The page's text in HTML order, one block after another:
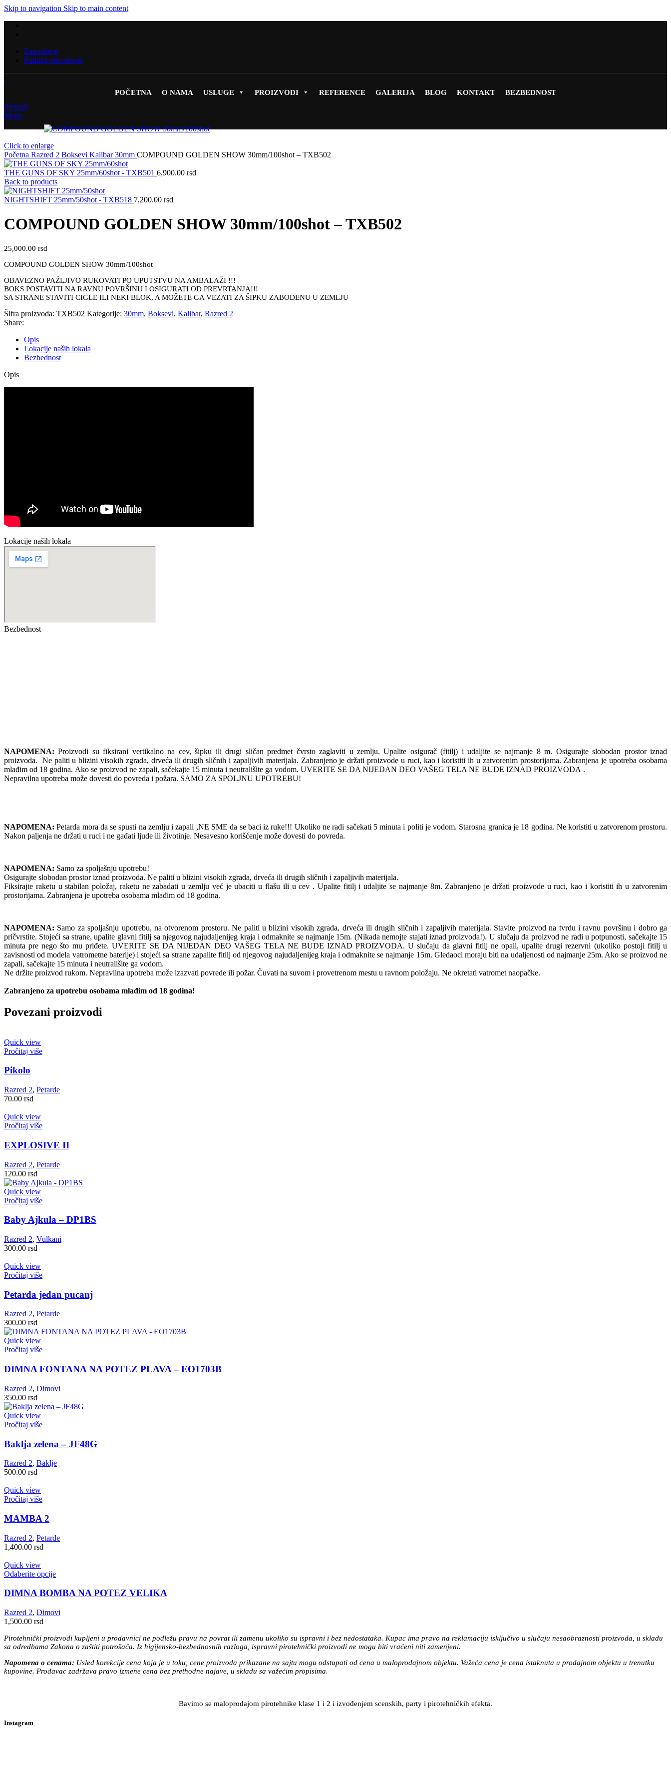
Skip to navigation Skip to main content
Zaposlenje
Politika privatnosti
POČETNA O NAMA USLUGE PROIZVODI REFERENCE GALERIJA BLOG KONTAKT BEZBEDNOST
Pretraži
Menu
Click to enlarge
Početna Razred 2 Boksevi Kalibar30mm COMPOUND GOLDEN SHOW 30mm/100shot – TXB502
THE GUNS OF SKY 25mm/60shot - TXB501 6,900.00 rsd
Back to products
NIGHTSHIFT 25mm/50shot - TXB518 7,200.00 rsd
COMPOUND GOLDEN SHOW 30mm/100shot – TXB502
25,000.00 rsd
COMPOUND GOLDEN SHOW 30mm/100shot
OBAVEZNO PAŽLJIVO RUKOVATI PO UPUTSTVU NA AMBALAŽI !!!
BOKS POSTAVITI NA RAVNU POVRŠINU I OSIGURATI OD PREVRTANJA!!!
SA STRANE STAVITI CIGLE ILI NEKI BLOK, A MOŽETE GA VEZATI ZA ŠIPKU ZABODENU U ZEMLJU
Šifra proizvoda: TXB502 Kategorije: 30mm, Boksevi, Kalibar, Razred 2
Share:
Opis
Lokacije naših lokala
Bezbednost
Opis
Lokacije naših lokala
Bezbednost
NAPOMENA: Proizvodi su fiksirani vertikalno na cev, šipku ili drugi sličan predmet čvrsto zaglaviti u zemlju. Upalite osigurač (fitilj) i udaljite se najmanje 8 m. Osigurajte slobodan prostor iznad
proizvoda. Ne paliti u blizini visokih zgrada, drveća ili drugih sličnih i zapaljivih materijala. Zabranjeno je držati proizvode u ruci, kao i koristiti ih u zatvorenim prostorijama. Zabranjena je upotreba osobama
mlađim od 18 godina. Ako se proizvod ne zapali, sačekajte 15 minuta i neutrališite ga vodom. UVERITE SE DA NIJEDAN DEO VAŠEG TELA NE BUDE IZNAD PROIZVODA .
Nepravilna upotreba može dovesti do povreda i požara. SAMO ZA SPOLJNU UPOTREBU!
NAPOMENA: Petarda mora da se spusti na zemlju i zapali ,NE SME da se baci iz ruke!!! Ukoliko ne radi sačekati 5 minuta i politi je vodom. Starosna granica je 18 godina. Ne koristiti u zatvorenom prostoru.
Nakon paljenja ne držati u ruci i ne gađati ljude ili životinje. Nesavesno korišćenje može dovesti do povreda.
NAPOMENA: Samo za spoljašnju upotrebu!
Osigurajte slobodan prostor iznad proizvoda. Ne paliti u blizini visokih zgrada, drveća ili drugih sličnih i zapaljivih materijala.
Fiksirajte raketu u stabilan položaj, raketu ne zabadati u zemlju već je ubaciti u flašu ili u cev . Upalite fitilj i udaljite se najmanje 8m. Zabranjeno je držati proizvode u ruci, kao i koristiti ih u zatvorenim
prostorijama. Zabranjena je upotreba osobama mlađim od 18 godina.
NAPOMENA: Samo za spoljašnju upotrebu, na otvorenom prostoru. Ne paliti u blizini visokih zgrada, drveća ili drugih sličnih i zapaljivih materijala. Stavite proizvod na tvrdu i ravnu površinu i dobro ga
pričvrstite. Stojeći sa strane, upalite glavni fitilj sa njegovog najudaljenijeg kraja i odmaknite se najmanje 15m. (Nikada nemojte stajati iznad proizvoda!). U slučaju da proizvod ne radi u potpunosti, sačekajte 15
minuta pre nego što mu priđete. UVERITE SE DA NIJEDAN DEO VAŠEG TELA NE BUDE IZNAD PROIZVODA. U slučaju da glavni fitilj ne opali, upalite drugi rezervni (ukoliko postoji fitilj u
zavisnosti od modela vatrometne baterije) i stojeći sa strane zapalite fitilj od njegovog najudaljenijeg kraja i odmaknite se najmanje 15m. Gledaoci moraju biti na udaljenosti od najmanje 25m. Ako se proizvod ne
zapali, sačekajte 15 minuta i neutrališite ga vodom.
Ne držite proizvod rukom. Nepravilna upotreba može izazvati povrede ili požar. Čuvati na suvom i provetrenom mestu u ravnom položaju. Ne okretati vatromet naopačke.
Zabranjeno za upotrebu osobama mlađim od 18 godina!
Povezani proizvodi
Quick view
Pročitaj više
Pikolo
Razred 2, Petarde
70.00 rsd
Quick view
Pročitaj više
EXPLOSIVE II
Razred 2, Petarde
120.00 rsd
Quick view
Pročitaj više
Baby Ajkula – DP1BS
Razred 2, Vulkani
300.00 rsd
Quick view
Pročitaj više
Petarda jedan pucanj
Razred 2, Petarde
300.00 rsd
Quick view
Pročitaj više
DIMNA FONTANA NA POTEZ PLAVA – EO1703B
Razred 2, Dimovi
350.00 rsd
Quick view
Pročitaj više
Baklja zelena – JF48G
Razred 2, Baklje
500.00 rsd
Quick view
Pročitaj više
MAMBA 2
Razred 2, Petarde
1,400.00 rsd
Quick view
Odaberite opcijeOvaj
ima
varijanti.
Opcije
biti
izabrane
stranici
proizvoda.
DIMNA BOMBA NA POTEZ VELIKA
Razred 2, Dimovi
1,500.00 rsd
Pirotehnički proizvodi kupljeni u prodavnici ne podležu pravu na povrat ili zamenu ukoliko su ispravni i bez nedostataka. Kupac ima pravo na reklamaciju isključivo u slučaju nesaobraznosti proizvoda, u skladu
sa odredbama Zakona o zaštiti potrošača. Iz higijensko-bezbednosnih razloga, ispravni pirotehnički proizvodi ne mogu biti vraćeni niti zamenjeni.
Napomena o cenama: Usled korekcije cena koja je u toku, cene proizvoda prikazane na sajtu mogu odstupati od cena u maloprodajnom objektu. Važeća cena je cena istaknuta u prodajnom objektu u trenutku
kupovine. Prodavac zadržava pravo izmene cena bez prethodne najave, u skladu sa važećim propisima.
Bavimo se maloprodajom pirotehnike klase 1 i 2 i izvođenjem scenskih, party i pirotehničkih efekta.
Instagram